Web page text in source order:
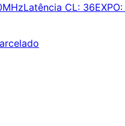
Latência CL: 36EXPO: